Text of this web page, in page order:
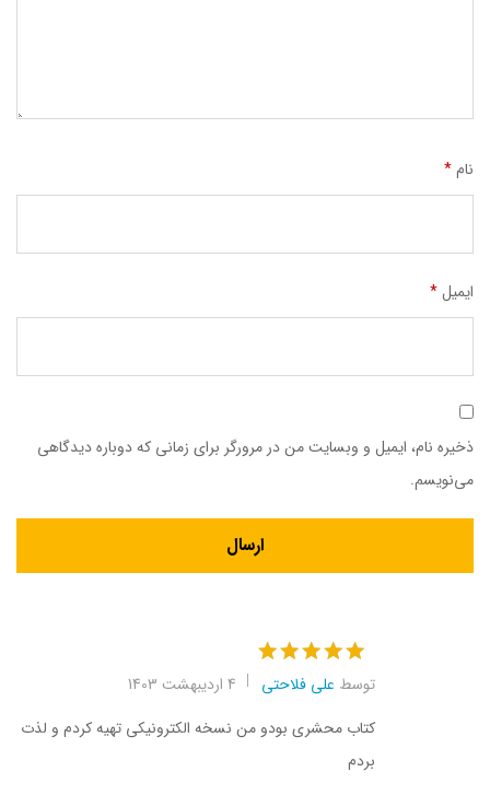
نام*
ایمیل*
ذخیره نام، ایمیل و وبسایت من در مرورگر برای زمانی که دوباره دیدگاهی
می‌نویسم.
نمره5از 5 توسط علی فلاحتی
4 اردیبهشت 1403
کتاب محشری بودو من نسخه الکترونیکی تهیه کردم و لذت
بردم